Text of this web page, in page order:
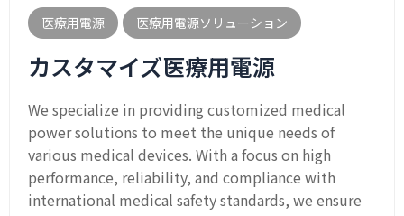
医療用電源 医療用電源ソリューション
カスタマイズ医療用電源
We specialize in providing customized medical
power solutions to meet the unique needs of
various medical devices. With a focus on high
performance, reliability, and compliance with
international medical safety standards, we ensure